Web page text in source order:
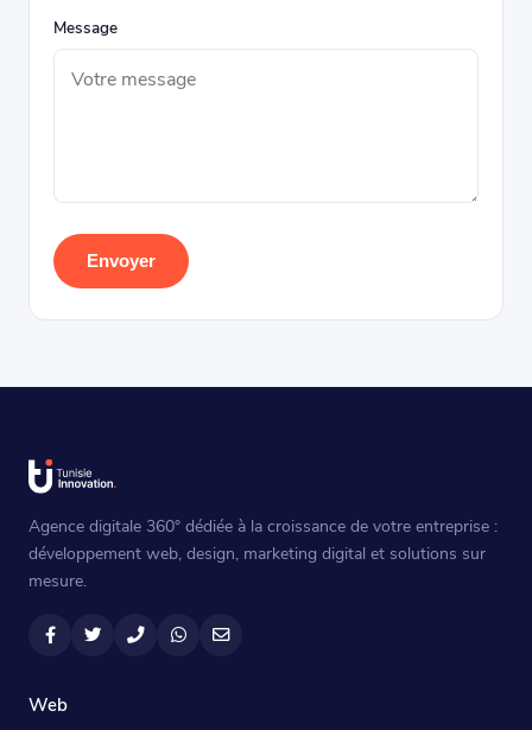
Message
Envoyer
Agence digitale 360° dédiée à la croissance de votre entreprise :
développement web, design, marketing digital et solutions sur
mesure.
FacebookTwitterTéléphoneWhatsApp
Email
Web